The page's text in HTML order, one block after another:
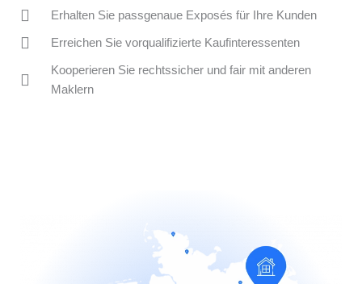
Erhalten Sie passgenaue Exposés für Ihre Kunden
Erreichen Sie vorqualifizierte Kaufinteressenten
Kooperieren Sie rechtssicher und fair mit anderen
Maklern